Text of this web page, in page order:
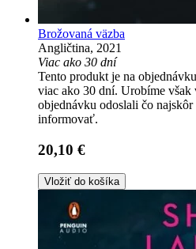
Brožovaná väzba
Angličtina, 2021
Viac ako 30 dní
Tento produkt je na
viac ako 30 dní. Urobíme však
objednávku odoslali čo najskôr
informovať.
20,10 €
Vložiť do košíka